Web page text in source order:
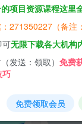
项目资源课程这里
271350227（备注
可无限下载各大机构
发送：领取） 免费
巧
免费领取会员